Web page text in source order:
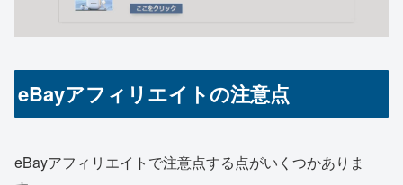
eBayアフィリエイトの注意点
eBayアフィリエイトで注意点する点がいくつかありま